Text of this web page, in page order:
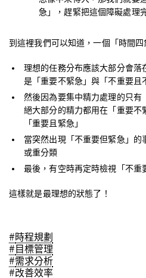
急」，趕緊把這個障礙處理
到這裡我們可以知道，一個「時間四
理想的任務分布應該大部分會
是「重要不緊急」與「不重要且
然後因為要集中精力處理的只
絕大部分的精力都用在「重要
「重要且緊急」
當突然出現「不重要但緊急」
或重分類
最後，有空時再定時檢視「不重
這樣就是最理想的狀態了！
#時程規劃
# 目標管理
#需求分析
#改善效率